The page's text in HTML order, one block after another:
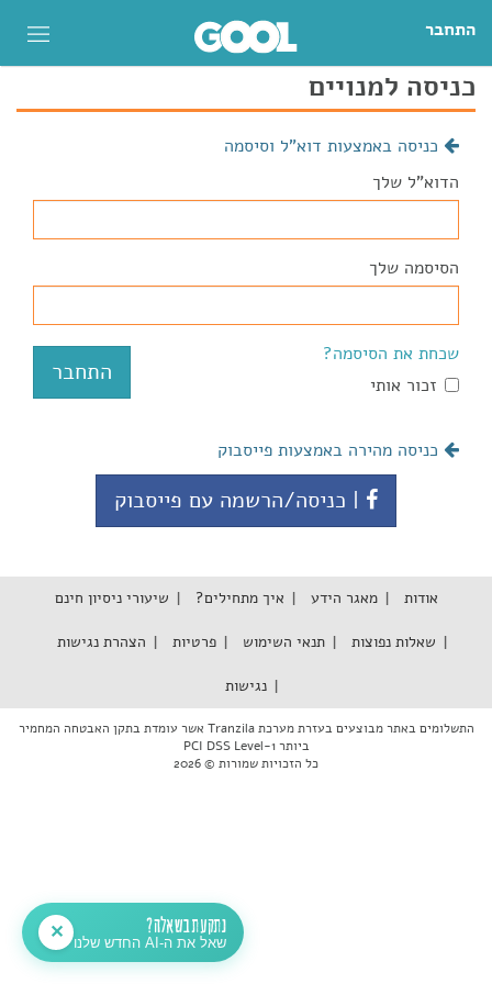
התחבר
כניסה למנויים
כניסה באמצעות דוא"ל וסיסמה
הדוא"ל שלך
הסיסמה שלך
שכחת את הסיסמה?
זכור אותי
כניסה מהירה באמצעות פייסבוק
| כניסה/הרשמה עם פייסבוק
אודות מאגר הידע איך מתחילים? שיעורי ניסיון חינם
שאלות נפוצות תנאי השימוש פרטיות הצהרת נגישות
נגישות
התשלומים באתר מבוצעים בעזרת מערכת Tranzila אשר עומדת בתקן האבטחה המחמיר
ביותר PCI DSS Level-1
כל הזכויות שמורות © 2026
נתקעת בשאלה?
שאל את ה-AI החדש שלנו
✕